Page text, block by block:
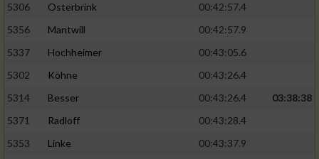
5306
Osterbrink
00:42:57.4
5356
Mantwill
00:42:57.9
5337
Hochheimer
00:43:05.6
5302
Köhne
00:43:26.4
5314
Besser 00:43:26.4
03:38:38
5371
Radloff
00:43:28.4
5353
Linke
00:43:37.9